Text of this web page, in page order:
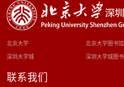
北京大学 北京大学图书馆
深圳大学城 深圳大学城图
联系我们